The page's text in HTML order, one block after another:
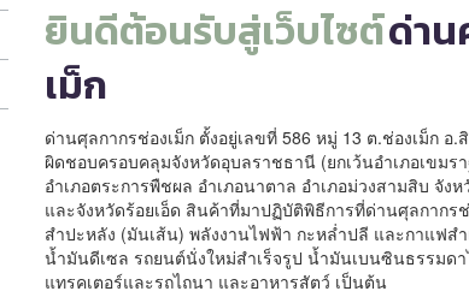
ยินดีต้อนรับสู่เว็บไซต์ด่า
เม็ก
ด่านศุลกากรช่องเม็ก ตั้งอยู่เลขที่ 586 หมู่ 13 ต.ช่องเม็ก
ผิดชอบครอบคลุมจังหวัดอุบลราชธานี (ยกเว้นอำเภอเขมร
อำเภอตระการพืชผล อำเภอนาตาล อำเภอม่วงสามสิบ จัง
และจังหวัดร้อยเอ็ด สินค้าที่มาปฏิบัติพิธีการที่ด่านศุลกากร
สำปะหลัง (มันเส้น) พลังงานไฟฟ้า กะหล่ำปลี และกาแฟส
น้ำมันดีเซล รถยนต์นั่งใหม่สำเร็จรูป น้ำมันเบนซินธรรมด
แทรคเตอร์และรถไถนา และอาหารสัตว์ เป็นต้น